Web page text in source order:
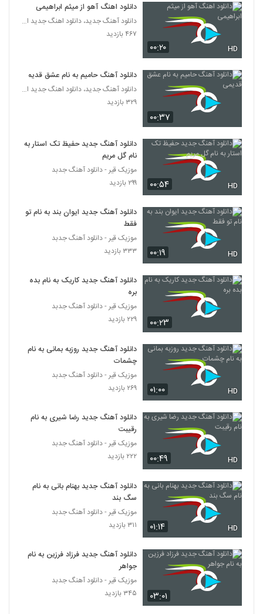
۰۰:۲۰ HD
دانلود اهنگ آهو از میثم ابراهیمی
دانلود آهنگ جدید، دانلود اهنگ جدید ایرانی
۴۶۷ بازدید
۰۰:۳۷
دانلود آهنگ حامیم به نام عشق قدیمی
دانلود آهنگ جدید، دانلود اهنگ جدید ایرانی
۳۲۹ بازدید
۰۰:۵۴ HD
دانلود آهنگ جدید حفیظ تک استار به
نام گل مریم
موزیک قیر - دانلود آهنگ جدبد
۲۹۹ بازدید
۰۰:۱۹ HD
دانلود آهنگ جدید ایوان بند به نام تو
فقط
موزیک قیر - دانلود آهنگ جدبد
۳۳۳ بازدید
۰۰:۲۳
دانلود آهنگ جدید کاریک به نام بده
بره
موزیک قیر - دانلود آهنگ جدبد
۲۲۹ بازدید
۰۱:۰۰ HD
دانلود آهنگ جدید روزبه بمانی به نام
چشمات
موزیک قیر - دانلود آهنگ جدبد
۲۶۹ بازدید
۰۰:۴۹ HD
دانلود آهنگ جدید رضا شیری به نام
رقیبت
موزیک قیر - دانلود آهنگ جدبد
۲۲۲ بازدید
۰۱:۱۴ HD
دانلود آهنگ جدید بهنام بانی به نام
سگ بند
موزیک قیر - دانلود آهنگ جدبد
۳۱۱ بازدید
۰۳:۰۱
دانلود آهنگ جدید فرزاد فرزین به نام
جواهر
موزیک قیر - دانلود آهنگ جدبد
۳۴۵ بازدید